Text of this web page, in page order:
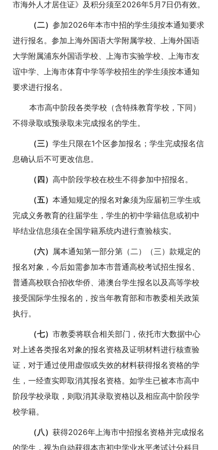
市海外人才居住证》及积分须至2026年5月7日仍有效。
（二）参加2026年本市中招的学生须按本通知要求
进行报名。参加上海外国语大学附属学校、上海外国语
大学附属浦东外国语学校、上海市实验学校、上海市友
谊中学、上海市体育中学等学校招生的学生须按本通知
要求进行报名。
本市高中阶段各类学校（含特殊教育学校，下同）
不得录取或预录取未完成报名的学生。
（三）学生只限在1个区参加报名；学生完成报名信
息确认后不可更改信息。
（四）高中阶段学校在校生不得参加中招报名。
（五）本通知规定的报名对象须为应届初三学生或
完成义务教育的往届学生，学生的初中学籍信息或初中
毕结业信息须在全国学籍系统内进行查验核实。
（六） 属本通知第一部分第（二）（三）款规定的
报名对象，今后如需参加本市普通高校考试招生报名、
普通高校联合招收华侨、港澳台学生报名以及高等学校
接受国际学生报名的，按当年教育部和市教委相关政策
执行。
（七）市教委将联合相关部门，依托市大数据中心
对上述各类报名对象的报名资格及证明材料进行核查验
证，对于通过使用虚假或失效的材料获得报名资格的学
生，一经查实即取消其报名资格。如学生已被本市高中
阶段学校录取，则取消其录取资格以及相应高中阶段学
校学籍。
（八）获得2026年上海市中招报名资格并完成报名
的学生，视为自动获得本市初中学业水平考试计分科目